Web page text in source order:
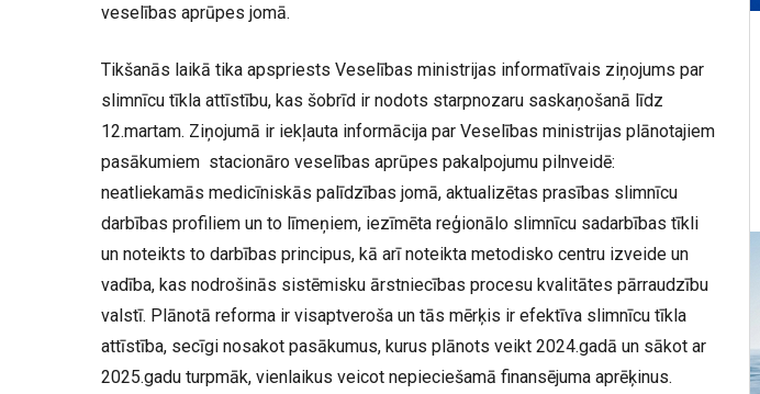
veselības aprūpes jomā.
Tikšanās laikā tika apspriests Veselības ministrijas informatīvais ziņojums par
slimnīcu tīkla attīstību, kas šobrīd ir nodots starpnozaru saskaņošanā līdz
12.martam. Ziņojumā ir iekļauta informācija par Veselības ministrijas plānotajiem
pasākumiem stacionāro veselības aprūpes pakalpojumu pilnveidē:
neatliekamās medicīniskās palīdzības jomā, aktualizētas prasības slimnīcu
darbības profiliem un to līmeņiem, iezīmēta reģionālo slimnīcu sadarbības tīkli
un noteikts to darbības principus, kā arī noteikta metodisko centru izveide un
vadība, kas nodrošinās sistēmisku ārstniecības procesu kvalitātes pārraudzību
valstī. Plānotā reforma ir visaptveroša un tās mērķis ir efektīva slimnīcu tīkla
attīstība, secīgi nosakot pasākumus, kurus plānots veikt 2024.gadā un sākot ar
2025.gadu turpmāk, vienlaikus veicot nepieciešamā finansējuma aprēķinus.